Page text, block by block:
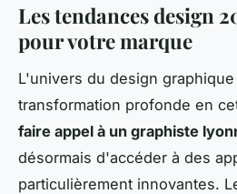
Les tendances design
pour votre marque
L'univers du design
transformation profonde en
faire appel à un graphiste
désormais d'accéder à des
particulièrement innovantes.